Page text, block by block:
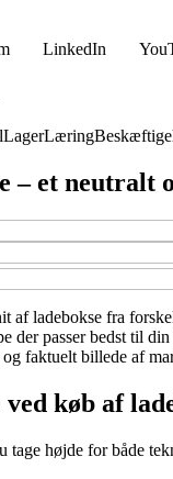
LinkedIn
LagerLæring
– et neutralt
af ladebokse fra
der passer bedst til
faktuelt billede af
køb af
tage højde for både